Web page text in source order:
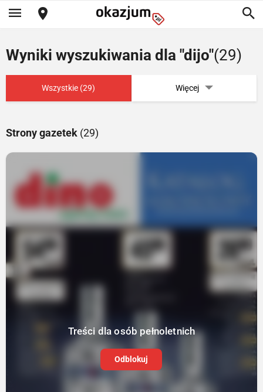
Wyniki wyszukiwania dla "dijo"(29)
Wszystkie (29) Więcej
Strony gazetek (29)
Treści dla osób pełnoletnich
Odblokuj